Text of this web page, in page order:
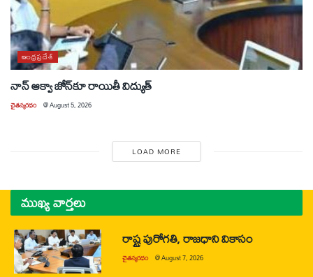
ఆంధ్రప్రదేశ్
నాన్ ఆక్వా జోన్‌కూ రాయితీ విద్యుత్
చైతన్యరధం @August 5, 2026
LOAD MORE
ముఖ్య వార్తలు
రాష్ట్ర పురోగతి, రాజధాని వికాసం
చైతన్యరధం @August 7, 2026